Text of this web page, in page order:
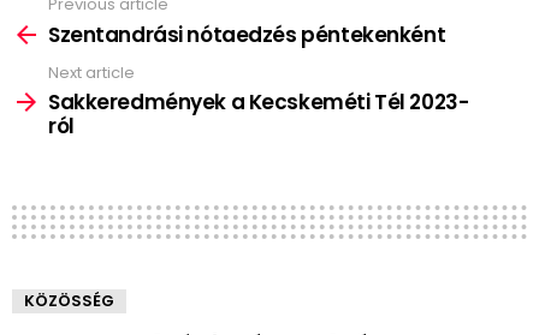
more
Previous article
Szentandrási nótaedzés péntekenként
Next article
Sakkeredmények a Kecskeméti Tél 2023-
ról
KÖZÖSSÉG